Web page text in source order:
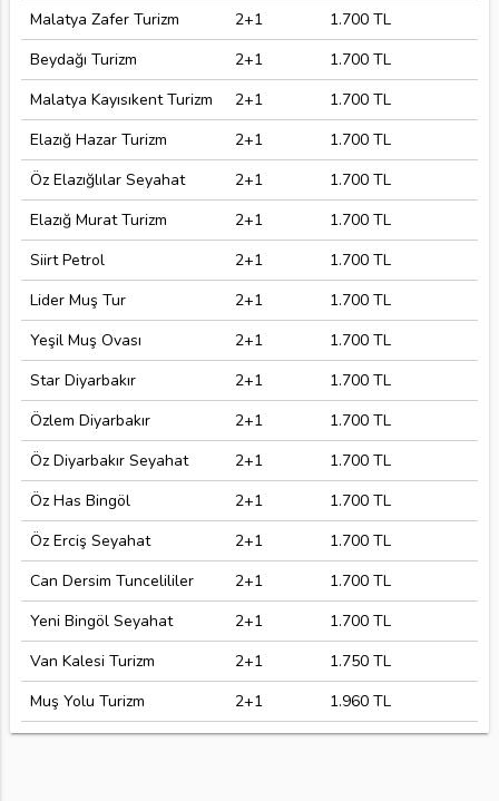
Malatya Zafer Turizm
2+1
1.700 TL
Beydağı Turizm
2+1
1.700 TL
Malatya Kayısıkent Turizm
2+1
1.700 TL
Elazığ Hazar Turizm
2+1
1.700 TL
Öz Elazığlılar Seyahat
2+1
1.700 TL
Elazığ Murat Turizm
2+1
1.700 TL
Siirt Petrol
2+1
1.700 TL
Lider Muş Tur
2+1
1.700 TL
Yeşil Muş Ovası
2+1
1.700 TL
Star Diyarbakır
2+1
1.700 TL
Özlem Diyarbakır
2+1
1.700 TL
Öz Diyarbakır Seyahat
2+1
1.700 TL
Öz Has Bingöl
2+1
1.700 TL
Öz Erciş Seyahat
2+1
1.700 TL
Can Dersim Tuncelililer
2+1
1.700 TL
Yeni Bingöl Seyahat
2+1
1.700 TL
Van Kalesi Turizm
2+1
1.750 TL
Muş Yolu Turizm
2+1 1.960 TL